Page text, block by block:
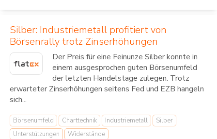
Silber: Industriemetall profitiert von
Börsenrally trotz Zinserhöhungen
Der Preis für eine Feinunze Silber konnte in
einem ausgesprochen guten Börsenumfeld
der letzten Handelstage zulegen. Trotz
erwarteter Zinserhöhungen seitens Fed und EZB hangeln
sich...
Börsenumfeld Charttechnik Industriemetall
Silber
Unterstützungen
Widerstände